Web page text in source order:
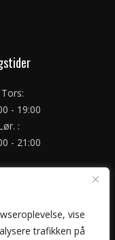
vise
trafikken på
- 19:00
:
- 21:00